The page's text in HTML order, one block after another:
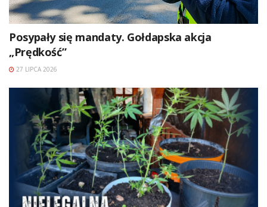
Posypały się mandaty. Gołdapska akcja
„Prędkość”
27 LIPCA 2026